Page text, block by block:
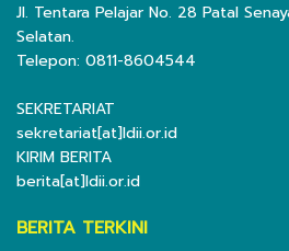
Jl. Tentara Pelajar No. 28 Patal
Selatan.
Telepon: 0811-8604544
SEKRETARIAT
sekretariat[at]ldii.or.id
KIRIM BERITA
berita[at]ldii.or.id
BERITA TERKINI